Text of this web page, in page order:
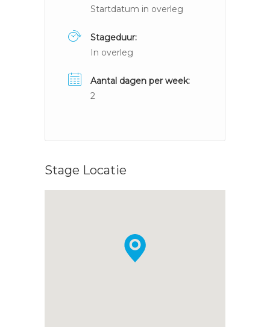
Startdatum in overleg
Stageduur:
In overleg
Aantal dagen per week:
2
Stage Locatie